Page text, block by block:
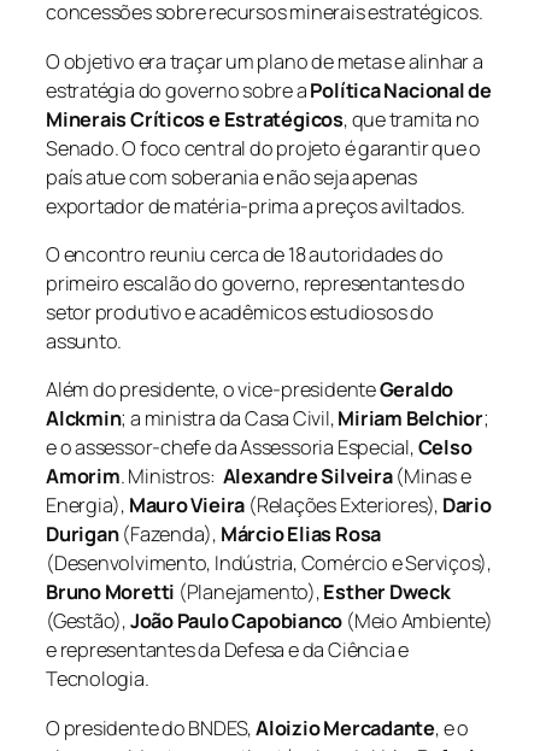
concessões sobre recursos minerais estratégicos.
O objetivo era traçar um plano de metas e alinhar a
estratégia do governo sobre aPolítica Nacional de
Minerais Críticos e Estratégicos, que tramita no
Senado. O foco central do projeto é garantir que o
país atue com soberania e não seja apenas
exportador de matéria-prima a preços aviltados.
O encontro reuniu cerca de 18 autoridades do
primeiro escalão do governo, representantes do
setor produtivo e acadêmicos estudiosos do
assunto.
Além do presidente, o vice-presidenteGeraldo
Alckmin; a ministra da Casa Civil,Miriam Belchior;
e o assessor-chefe da Assessoria Especial,Celso
Amorim. Ministros: Alexandre Silveira(Minas e
Energia), Mauro Vieira (Relações Exteriores), Dario
Durigan(Fazenda), Márcio Elias Rosa
(Desenvolvimento, Indústria, Comércio e Serviços),
Bruno Moretti (Planejamento),Esther Dweck
(Gestão),João Paulo Capobianco (Meio Ambiente)
e representantes da Defesa e da Ciência e
Tecnologia.
O presidente do BNDES,Aloizio Mercadante, e o